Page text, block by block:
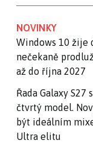
NOVINKY
Windows 10 žije
nečekaně
až do října 2027
Řada Galaxy S27
čtvrtý model.
být ideálním
Ultra elitu